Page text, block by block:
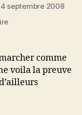
septembre 2008
sur
tout
cassé
comme
voila la preuve